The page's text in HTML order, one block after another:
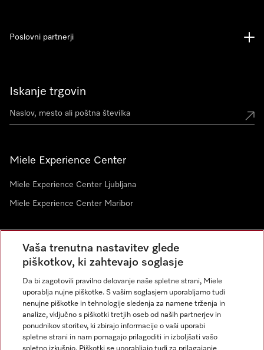
Iskanje trgovin
Miele Experience Center
Miele Experience Center Ljubljana
Miele Experience Center Maribor
Novice
Poslovni partnerji
Vaša trenutna nastavitev glede
piškotkov, ki zahtevajo soglasje
Da bi zagotovili pravilno delovanje naše spletne strani, Miele
uporablja nujne piškotke. S vašim soglasjem uporabljamo tudi
nenujne piškotke in tehnologije sledenja za namene trženja in
analize, vključno s piškotki tretjih oseb od naših partnerjev in
ponudnikov storitev, ki zbirajo informacije o vaši uporabi
spletne strani in nam pomagajo prilagoditi in izboljšati vašo